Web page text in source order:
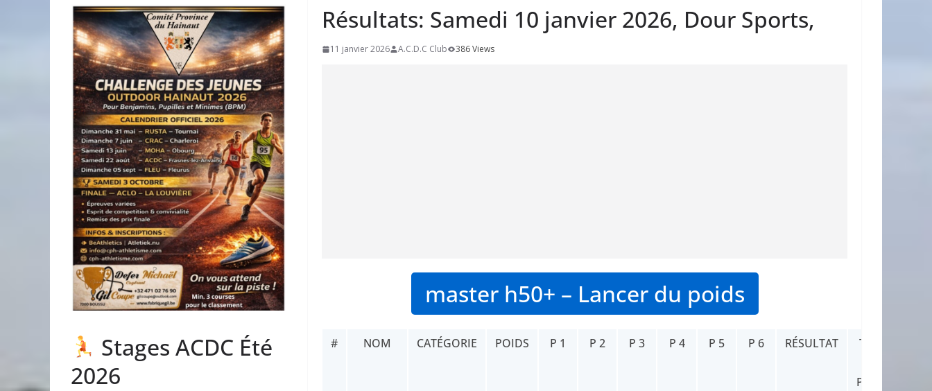
Résultats: Samedi 10 janvier 2026, Dour Sports,
11 janvier 2026 A.C.D.C Club 386 Views
master h50+ – Lancer du poids
# NOM CATÉGORIE POIDS P 1 P 2 P 3 P 4 P 5 P 6 RÉSULTAT
TOTAL
POINTS
Stages ACDC Été
2026